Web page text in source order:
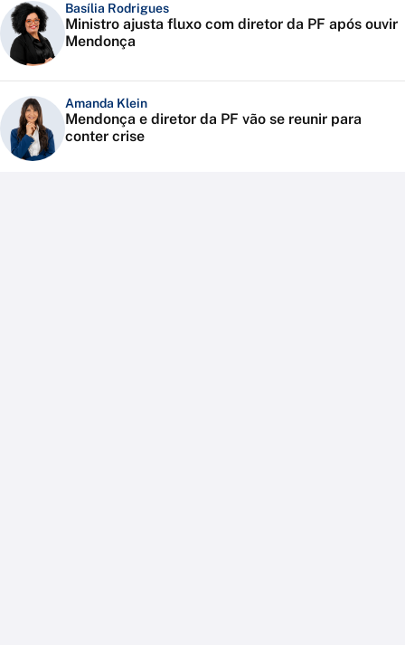
Basília Rodrigues
Ministro ajusta fluxo com diretor da PF após ouvir
Mendonça
Amanda Klein
Mendonça e diretor da PF vão se reunir para
conter crise